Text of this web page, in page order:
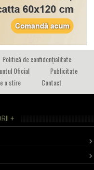
Politică de confidențialitate
Oficial
Publicitate
o stire Contact
+